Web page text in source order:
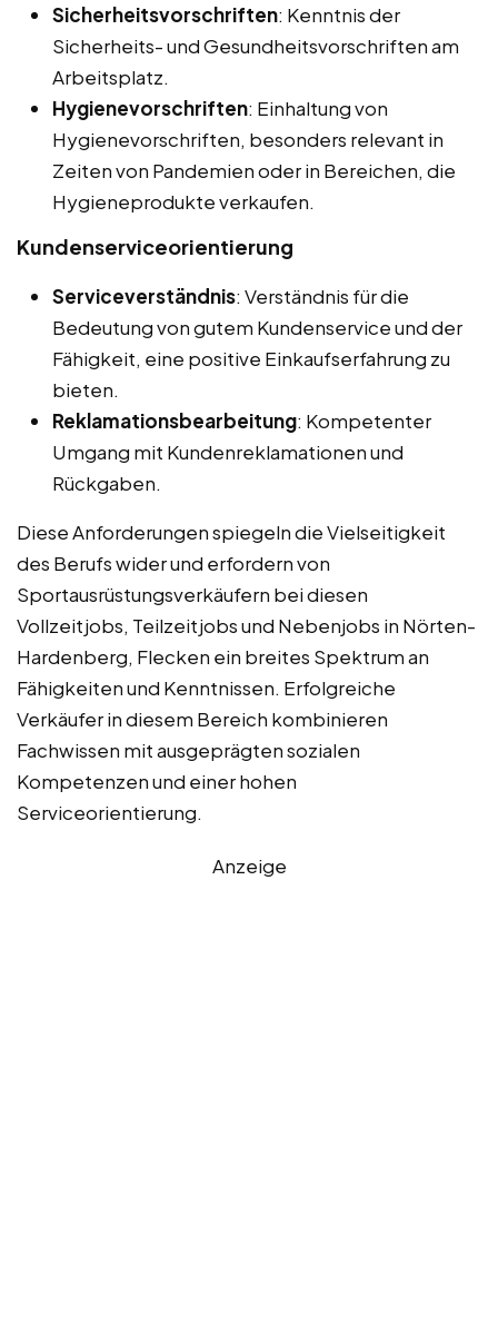
Sicherheitsvorschriften: Kenntnis der
Sicherheits- und Gesundheitsvorschriften am
Arbeitsplatz.
Hygienevorschriften: Einhaltung von
Hygienevorschriften, besonders relevant in
Zeiten von Pandemien oder in Bereichen, die
Hygieneprodukte verkaufen.
Kundenserviceorientierung
Serviceverständnis: Verständnis für die
Bedeutung von gutem Kundenservice und der
Fähigkeit, eine positive Einkaufserfahrung zu
bieten.
Reklamationsbearbeitung: Kompetenter
Umgang mit Kundenreklamationen und
Rückgaben.
Diese Anforderungen spiegeln die Vielseitigkeit
des Berufs wider und erfordern von
Sportausrüstungsverkäufern bei diesen
Vollzeitjobs, Teilzeitjobs und Nebenjobs in Nörten-
Hardenberg, Flecken ein breites Spektrum an
Fähigkeiten und Kenntnissen. Erfolgreiche
Verkäufer in diesem Bereich kombinieren
Fachwissen mit ausgeprägten sozialen
Kompetenzen und einer hohen
Serviceorientierung.
Anzeige